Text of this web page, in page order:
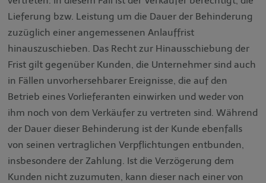
Lieferung bzw. Leistung um die Dauer der Behinderung
zuzüglich einer angemessenen Anlauffrist
hinauszuschieben. Das Recht zur Hinausschiebung der
Frist gilt gegenüber Kunden, die Unternehmer sind auch
in Fällen unvorhersehbarer Ereignisse, die auf den
Betrieb eines Vorlieferanten einwirken und weder von
ihm noch von dem Verkäufer zu vertreten sind. Während
der Dauer dieser Behinderung ist der Kunde ebenfalls
von seinen vertraglichen Verpflichtungen entbunden,
insbesondere der Zahlung. Ist die Verzögerung dem
Kunden nicht zuzumuten, kann dieser nach einer von